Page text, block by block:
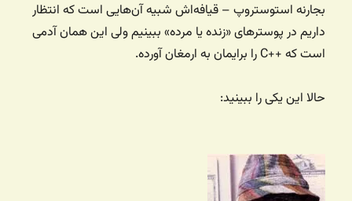
بجارنه استوستروپ – قیافه‌اش شبیه آن‌هایی است که انتظار
داریم در پوسترهای «زنده یا مرده» ببینیم ولی این همان آدمی
است که ++C را برایمان به ارمغان آورده.
حالا این یکی را ببینید: